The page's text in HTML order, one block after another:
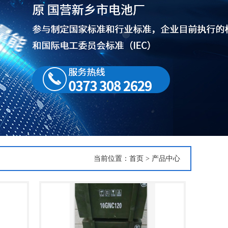
当前位置： 首页 > 产品中心